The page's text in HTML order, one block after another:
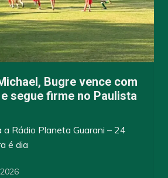
Bugre vence com
segue firme no Paulista
a Rádio Planeta Guarani – 24
é dia